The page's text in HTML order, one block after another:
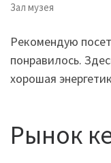
Зал музея
Рекомендую
понравилось.
хорошая
Рынок